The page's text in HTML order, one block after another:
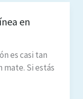
en
es casi tan
mate. Si estás